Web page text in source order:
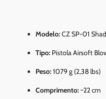
Modelo:CZ SP-01
Tipo: Pistola Airsoft
Peso:1079 g (2,38 lbs)
Comprimento:~22 cm